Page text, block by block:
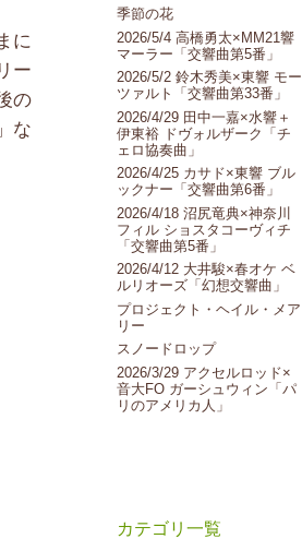
に
ー
の
な
季節の花
2026/5/4 高橋勇太×MM21響
マーラー「交響曲第5番」
2026/5/2 鈴木秀美×東響 モー
ツァルト「交響曲第33番」
2026/4/29 田中一嘉×水響＋
伊東裕 ドヴォルザーク「チ
ェロ協奏曲」
2026/4/25 カサド×東響 ブル
ックナー「交響曲第6番」
2026/4/18 沼尻竜典×神奈川
フィル ショスタコーヴィチ
「交響曲第5番」
2026/4/12 大井駿×春オケ ベ
ルリオーズ「幻想交響曲」
プロジェクト・ヘイル・メア
リー
スノードロップ
2026/3/29 アクセルロッド×
音大FO ガーシュウィン「パ
リのアメリカ人」
カテゴリ一覧